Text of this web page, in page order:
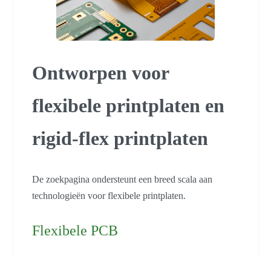
Ontworpen voor
flexibele printplaten en
rigid-flex printplaten
De zoekpagina ondersteunt een breed scala aan
technologieën voor flexibele printplaten.
Flexibele PCB